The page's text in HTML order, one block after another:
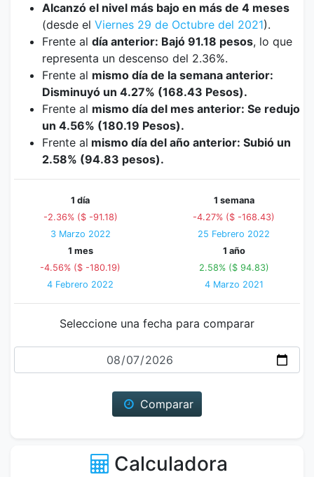
Alcanzó el nivel más bajo en más de 4 meses
(desde el Viernes 29 de Octubre del 2021).
Frente al día anterior: Bajó 91.18 pesos, lo que
representa un descenso del 2.36%.
Frente al mismo día de la semana anterior:
Disminuyó un 4.27% (168.43 Pesos).
Frente al mismo día del mes anterior: Se redujo
un 4.56% (180.19 Pesos).
Frente al mismo día del año anterior: Subió un
2.58% (94.83 pesos).
1 día
-2.36% ($ -91.18)
3 Marzo 2022
1 semana
-4.27% ($ -168.43)
25 Febrero 2022
1 mes
-4.56% ($ -180.19)
4 Febrero 2022
1 año
2.58% ($ 94.83)
4 Marzo 2021
Seleccione una fecha para comparar
Fecha
Comparar
Calculadora